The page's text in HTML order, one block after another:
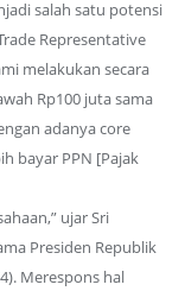
salah satu potensi
Representative
melakukan secara
Rp100 juta sama
adanya core
bayar PPN [Pajak
ujar Sri
Presiden Republik
Merespons hal